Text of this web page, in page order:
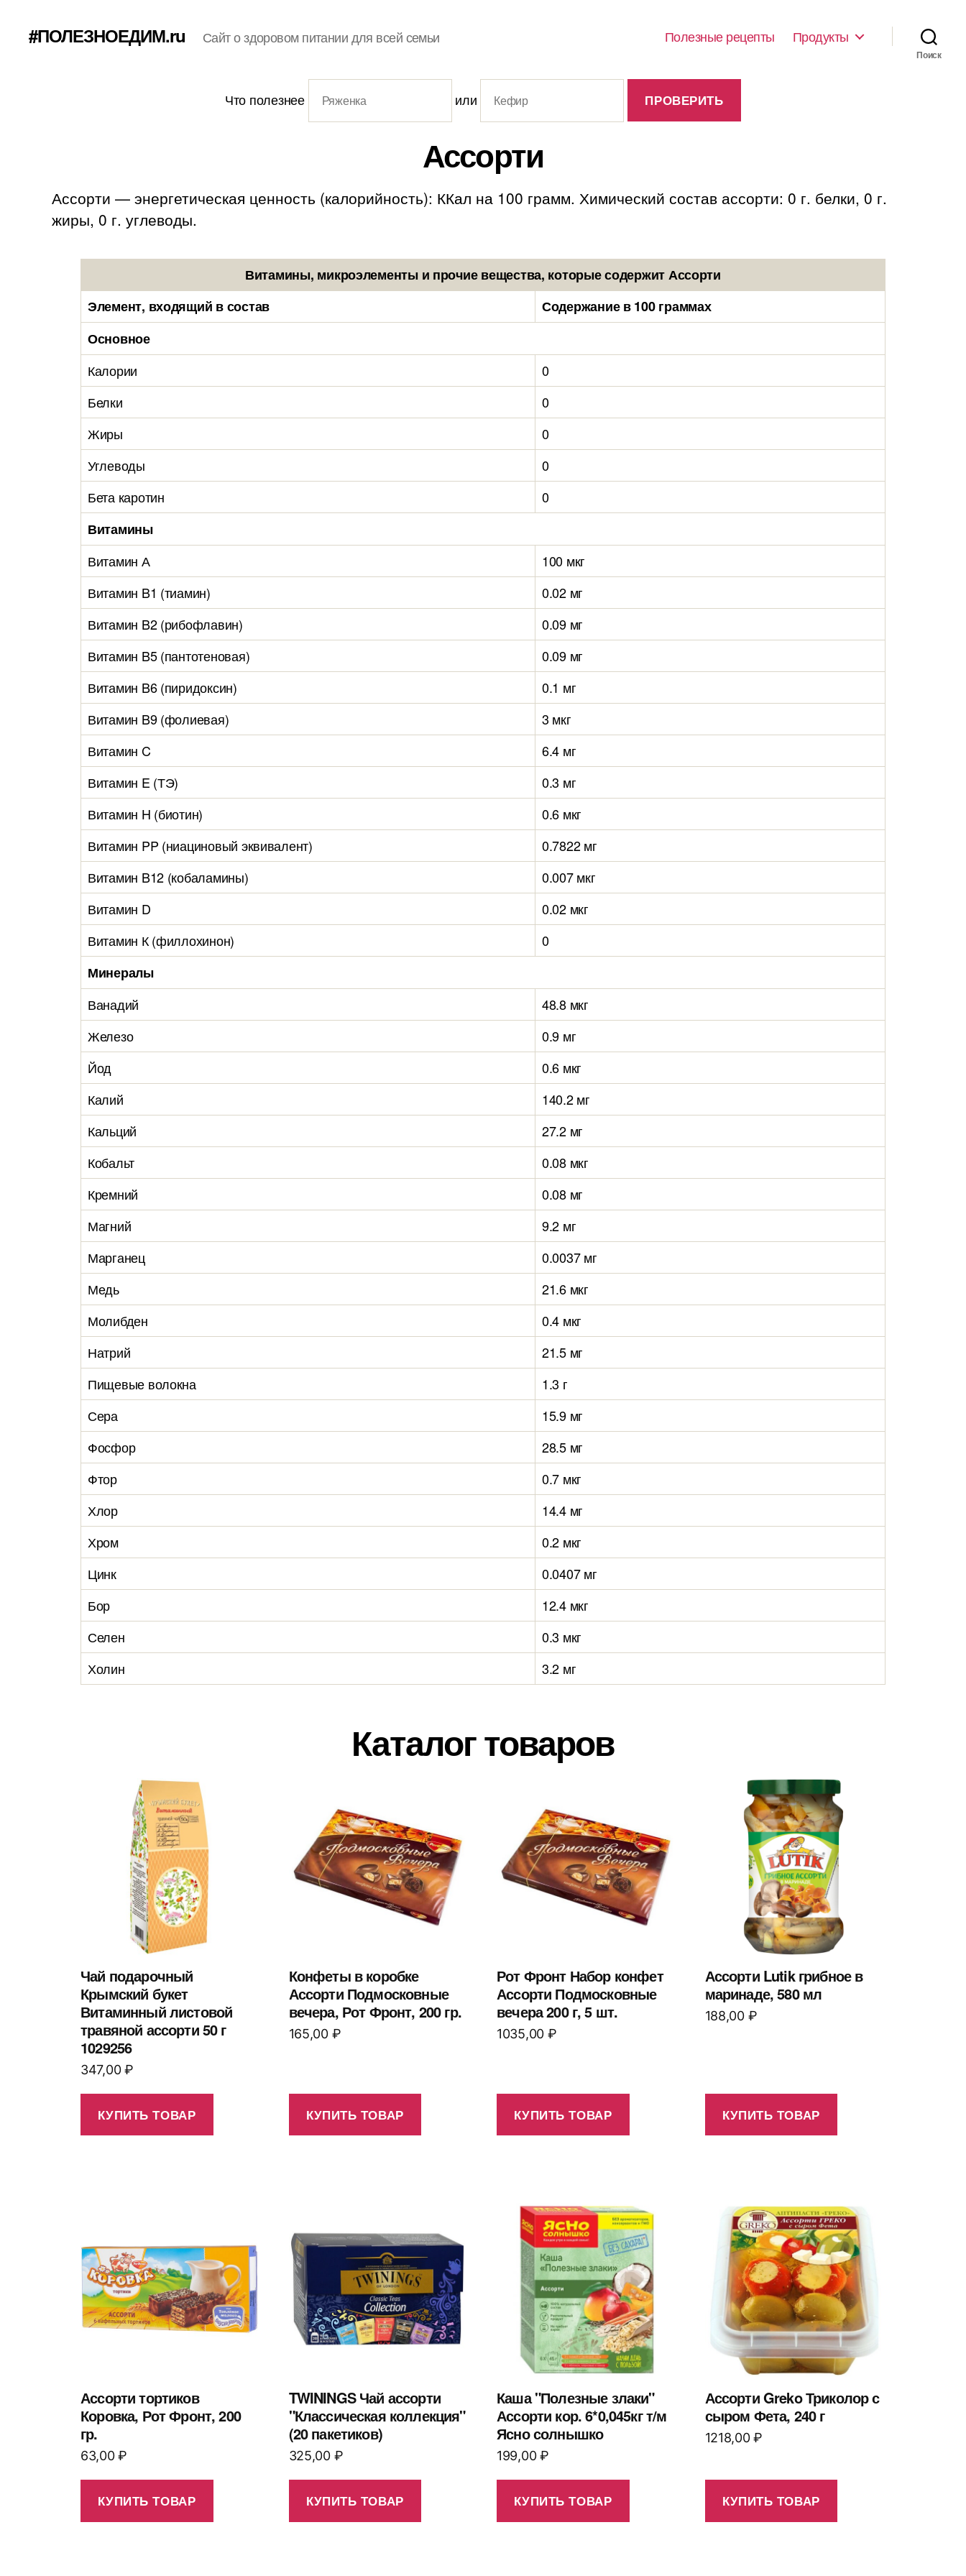
#ПОЛЕЗНОЕДИМ.ru Сайт о здоровом питании для всей семьи Полезные рецепты Продукты
Поиск
Что полезнее или
Ассорти
Ассорти — энергетическая ценность (калорийность): ККал на 100 грамм. Химический состав ассорти: 0 г. белки, 0 г.
жиры, 0 г. углеводы.
Витамины, микроэлементы и прочие вещества, которые содержит Ассорти
Элемент, входящий в состав
Содержание в 100 граммах
Основное
Калории
0
Белки
0
Жиры
0
Углеводы
0
Бета каротин
0
Витамины
Витамин А
100 мкг
Витамин B1 (тиамин)
0.02 мг
Витамин B2 (рибофлавин)
0.09 мг
Витамин B5 (пантотеновая)
0.09 мг
Витамин B6 (пиридоксин)
0.1 мг
Витамин B9 (фолиевая)
3 мкг
Витамин C
6.4 мг
Витамин E (ТЭ)
0.3 мг
Витамин H (биотин)
0.6 мкг
Витамин PP (ниациновый эквивалент)
0.7822 мг
Витамин B12 (кобаламины)
0.007 мкг
Витамин D
0.02 мкг
Витамин К (филлохинон)
0
Минералы
Ванадий
48.8 мкг
Железо
0.9 мг
Йод
0.6 мкг
Калий
140.2 мг
Кальций
27.2 мг
Кобальт
0.08 мкг
Кремний
0.08 мг
Магний
9.2 мг
Марганец
0.0037 мг
Медь
21.6 мкг
Молибден
0.4 мкг
Натрий
21.5 мг
Пищевые волокна
1.3 г
Сера
15.9 мг
Фосфор
28.5 мг
Фтор
0.7 мкг
Хлор
14.4 мг
Хром
0.2 мкг
Цинк
0.0407 мг
Бор
12.4 мкг
Селен
0.3 мкг
Холин
3.2 мг
Каталог товаров
Чай подарочный
Крымский букет
Витаминный листовой
травяной ассорти 50 г
1029256
347,00₽
КУПИТЬ ТОВАР
Конфеты в коробке
Ассорти Подмосковные
вечера, Рот Фронт, 200 гр.
165,00 ₽
КУПИТЬ ТОВАР
Рот Фронт Набор конфет
Ассорти Подмосковные
вечера 200 г, 5 шт.
1035,00 ₽
КУПИТЬ ТОВАР
Ассорти Lutik грибное в
маринаде, 580 мл
188,00 ₽
КУПИТЬ ТОВАР
Ассорти тортиков
Коровка, Рот Фронт, 200
гр.
63,00₽
КУПИТЬ ТОВАР
TWININGS Чай ассорти
"Классическая коллекция"
(20 пакетиков)
325,00 ₽
КУПИТЬ ТОВАР
Каша "Полезные злаки"
Ассорти кор. 6*0,045кг т/м
Ясно солнышко
199,00₽
КУПИТЬ ТОВАР
Ассорти Greko Триколор с
сыром Фета, 240 г
1218,00₽
КУПИТЬ ТОВАР